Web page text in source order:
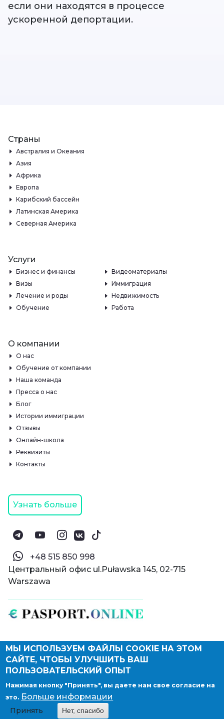
если они находятся в процессе
ускоренной депортации.
© Паспорт Онлайн 2019—2026
Политика конфиденциальности
Оферта и конфиденциальность:РФ
Правовые документы
Депонирование логотипа компании
Страны
Австралия и Океания
Азия
Африка
Европа
Карибский бассейн
Латинская Америка
Северная Америка
Услуги
Бизнес и финансы
Видеоматериалы
Визы
Иммиграция
Лечение и роды
Недвижимость
Обучение
Работа
О компании
О нас
Обучение от компании
Наша команда
Пресса о нас
Блог
Истории иммиграции
Отзывы
Онлайн-школа
Реквизиты
Контакты
Узнать больше
‪+48 515 850 998‬
Центральный офис ul.Puławska 145, 02-715
Warszawa
МЫ ИСПОЛЬЗУЕМ ФАЙЛЫ COOKIE НА ЭТОМ
САЙТЕ, ЧТОБЫ УЛУЧШИТЬ ВАШ
ПОЛЬЗОВАТЕЛЬСКИЙ ОПЫТ
Нажимая кнопку "Принять", вы даете нам свое согласие на
это. Больше информации
Принять Нет, спасибо